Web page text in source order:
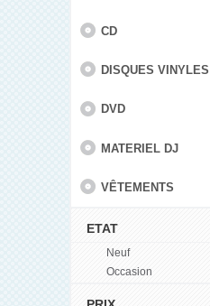
CD
DISQUES VINYLES
DVD
MATERIEL DJ
VÊTEMENTS
ETAT
Neuf
Occasion